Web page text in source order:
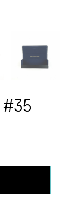
#35